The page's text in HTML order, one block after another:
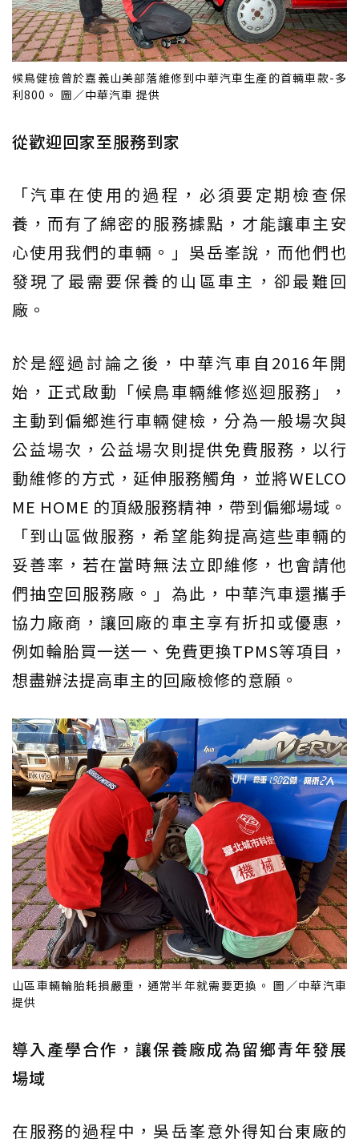
候鳥健檢曾於嘉義山美部落維修到中華汽車生產的首輛車款-多
利800。 圖／中華汽車 提供
從歡迎回家至服務到家
「汽車在使用的過程，必須要定期檢查保
養，而有了綿密的服務據點，才能讓車主安
心使用我們的車輛。」吳岳峯說，而他們也
發現了最需要保養的山區車主，卻最難回
廠。
於是經過討論之後，中華汽車自2016年開
始，正式啟動「候鳥車輛維修巡迴服務」，
主動到偏鄉進行車輛健檢，分為一般場次與
公益場次，公益場次則提供免費服務，以行
動維修的方式，延伸服務觸角，並將WELCO
ME HOME 的頂級服務精神，帶到偏鄉場域。
「到山區做服務，希望能夠提高這些車輛的
妥善率，若在當時無法立即維修，也會請他
們抽空回服務廠。」為此，中華汽車還攜手
協力廠商，讓回廠的車主享有折扣或優惠，
例如輪胎買一送一、免費更換TPMS等項目，
想盡辦法提高車主的回廠檢修的意願。
山區車輛輪胎耗損嚴重，通常半年就需要更換。 圖／中華汽車
提供
導入產學合作，讓保養廠成為留鄉青年發展
場域
在服務的過程中，吳岳峯意外得知台東廠的